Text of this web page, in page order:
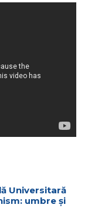
Universitară
umbre și